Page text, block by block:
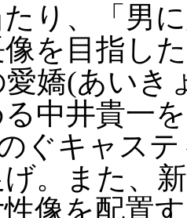
り、「男
を目指し
嬌(あいき
る中井貴一
ぐキャス
。また、
像を配置